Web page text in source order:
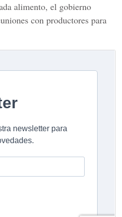
alimento, el gobierno
con productores para